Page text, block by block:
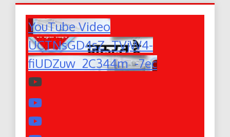
YouTube Video
UCTNsGD4sZ_TVjW4-
fiUDZuw_2C344m_-7ec